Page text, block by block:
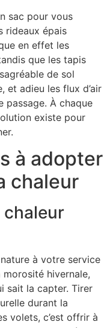
sac pour vous
rideaux épais
en effet les
que les tapis
de sol
et adieu les flux d’air
passage. À chaque
existe pour
à adopter
chaleur
chaleur
à votre service
hivernale,
sait la capter. Tirer
durant la
volets, c’est offrir à